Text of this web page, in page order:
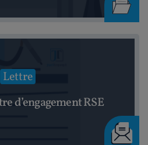
Lettre
d’engagement RSE